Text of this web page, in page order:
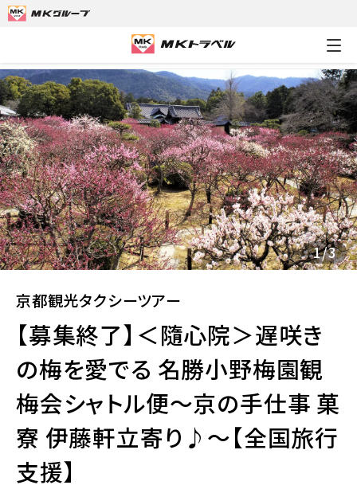
京都観光タクシーツアー 【募集終了】＜隨
1/3
京都観光タクシーツアー
【募集終了】＜隨心院＞遅咲き
の梅を愛でる 名勝小野梅園観
梅会シャトル便～京の手仕事 菓
寮 伊藤軒立寄り♪～【全国旅行
支援】